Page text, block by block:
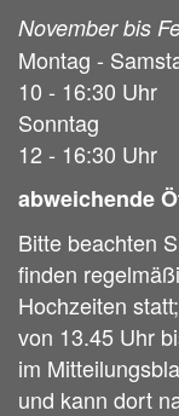
November bis
Montag -
10 - 16:30 Uhr
Sonntag
12 - 16:30 Uhr
abweichende
Bitte beachten
finden
Hochzeiten
von 13.45 Uhr
im
und kann dort